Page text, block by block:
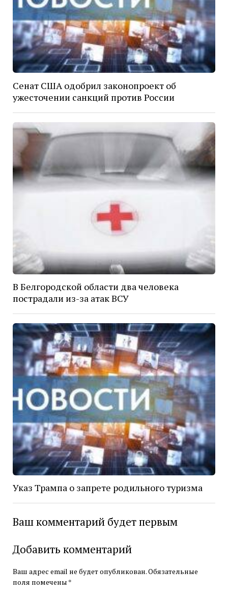
Сенат США одобрил законопроект об
ужесточении санкций против России
В Белгородской области два человека
пострадали из-за атак ВСУ
Указ Трампа о запрете родильного туризма
Ваш комментарий будет первым
Добавить комментарий
Ваш адрес email не будет опубликован.Обязательные
поля помечены *